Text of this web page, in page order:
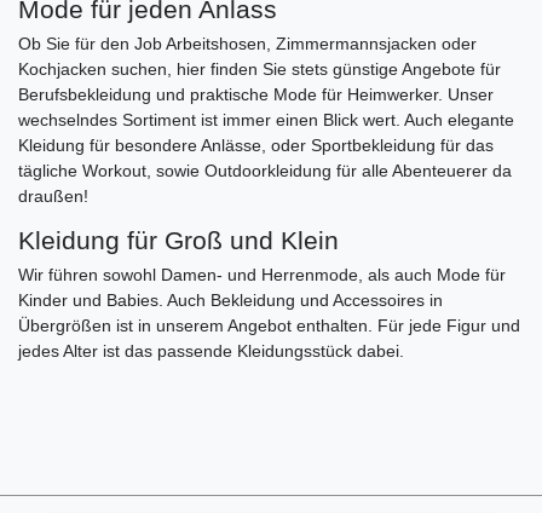
Mode für jeden Anlass
Ob Sie für den Job Arbeitshosen, Zimmermannsjacken oder
Kochjacken suchen, hier finden Sie stets günstige Angebote für
Berufsbekleidung und praktische Mode für Heimwerker. Unser
wechselndes Sortiment ist immer einen Blick wert. Auch elegante
Kleidung für besondere Anlässe, oder Sportbekleidung für das
tägliche Workout, sowie Outdoorkleidung für alle Abenteuerer da
draußen!
Kleidung für Groß und Klein
Wir führen sowohl Damen- und Herrenmode, als auch Mode für
Kinder und Babies. Auch Bekleidung und Accessoires in
Übergrößen ist in unserem Angebot enthalten. Für jede Figur und
jedes Alter ist das passende Kleidungsstück dabei.